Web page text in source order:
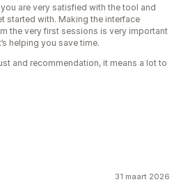
are very satisfied with the tool and
started with. Making the interface
the very first sessions is very important
helping you save time.
and recommendation, it means a lot to
31 maart 2026